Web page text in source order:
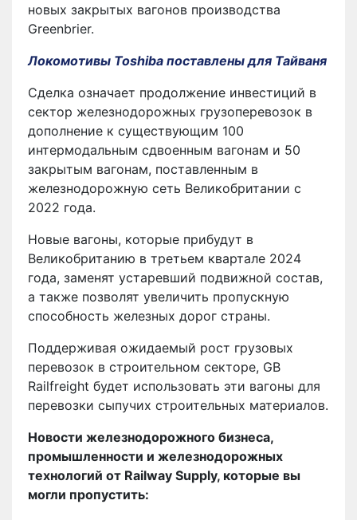
новых закрытых вагонов производства
Greenbrier.
Локомотивы Toshiba поставлены для Тайваня
Сделка означает продолжение инвестиций в
сектор железнодорожных грузоперевозок в
дополнение к существующим 100
интермодальным сдвоенным вагонам и 50
закрытым вагонам, поставленным в
железнодорожную сеть Великобритании с
2022 года.
Новые вагоны, которые прибудут в
Великобританию в третьем квартале 2024
года, заменят устаревший подвижной состав,
а также позволят увеличить пропускную
способность железных дорог страны.
Поддерживая ожидаемый рост грузовых
перевозок в строительном секторе, GB
Railfreight будет использовать эти вагоны для
перевозки сыпучих строительных материалов.
Новости железнодорожного бизнеса,
промышленности и железнодорожных
технологий от Railway Supply, которые вы
могли пропустить: